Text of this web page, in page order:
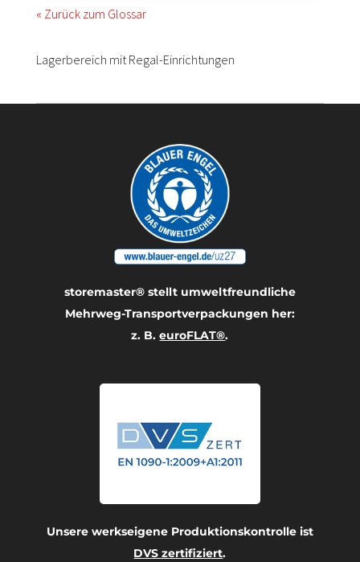
« Zurück zum Glossar
Lagerbereich mit Regal-Einrichtungen
storemaster® stellt umwelt­freundliche
Mehrweg-Transport­verpackungen her:
z. B.euroFLAT®.
Unsere werkseigene Produktionskontrolle ist
DVS zertifiziert.